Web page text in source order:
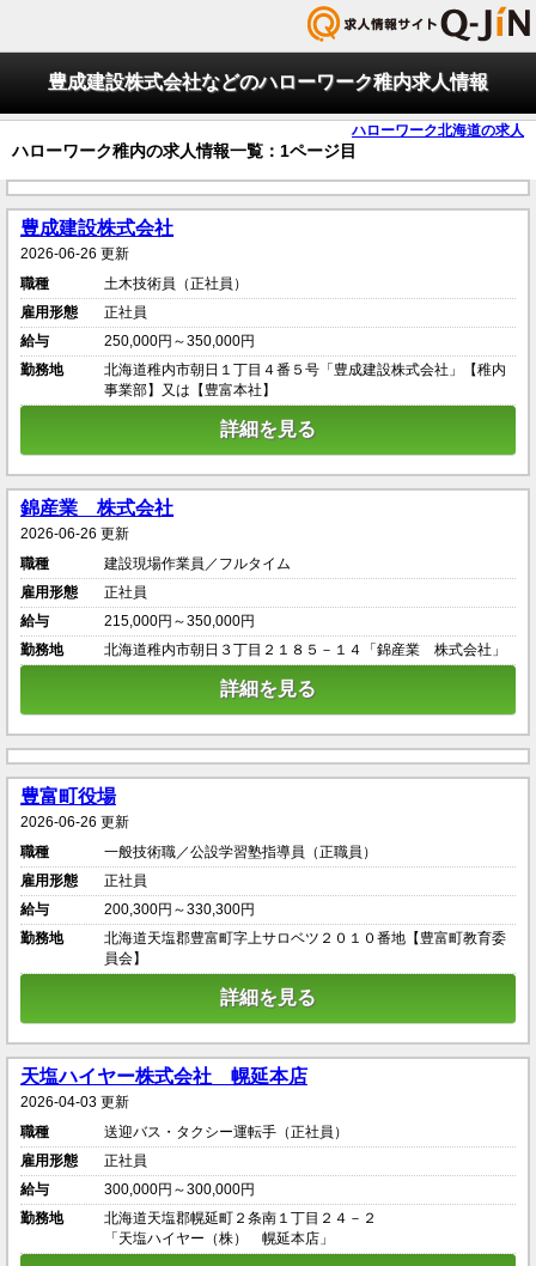
豊成建設株式会社などのハローワーク稚内求人情報
ハローワーク北海道の求人
ハローワーク稚内の求人情報一覧：1ページ目
豊成建設株式会社
2026-06-26 更新
職種
土木技術員（正社員）
雇用形態
正社員
給与
250,000円～350,000円
勤務地
北海道稚内市朝日１丁目４番５号「豊成建設株式会社」【稚内
事業部】又は【豊富本社】
詳細を見る
錦産業 株式会社
2026-06-26 更新
職種
建設現場作業員／フルタイム
雇用形態
正社員
給与
215,000円～350,000円
勤務地
北海道稚内市朝日３丁目２１８５－１４「錦産業 株式会社」
詳細を見る
豊富町役場
2026-06-26 更新
職種
一般技術職／公設学習塾指導員（正職員）
雇用形態
正社員
給与
200,300円～330,300円
勤務地
北海道天塩郡豊富町字上サロベツ２０１０番地【豊富町教育委
員会】
詳細を見る
天塩ハイヤー株式会社 幌延本店
2026-04-03 更新
職種
送迎バス・タクシー運転手（正社員）
雇用形態
正社員
給与
300,000円～300,000円
勤務地
北海道天塩郡幌延町２条南１丁目２４－２
「天塩ハイヤー（株） 幌延本店」